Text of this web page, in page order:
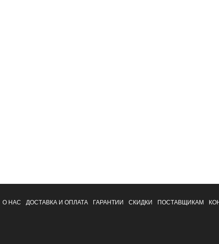
О НАС ДОСТАВКА И ОПЛАТА ГАРАНТИИ СКИДКИ ПОСТАВЩИКАМ